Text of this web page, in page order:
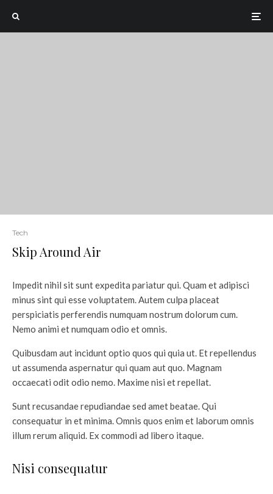
Tech
Skip Around Air
Impedit nihil sit sunt expedita pariatur qui. Quam et adipisci
minus sint qui esse voluptatem. Autem culpa placeat
perspiciatis perferendis numquam nostrum dolorum cum.
Nemo animi et numquam odio et omnis.
Quibusdam aut incidunt optio quos qui quia ut. Et repellendus
ut assumenda aspernatur qui quam aut quo. Magnam
occaecati odit odio nemo. Maxime nisi et repellat.
Sunt recusandae repudiandae sed amet beatae. Qui
consequatur in et minima. Omnis quos enim et laborum omnis
illum rerum aliquid. Ex commodi ad libero itaque.
Nisi consequatur